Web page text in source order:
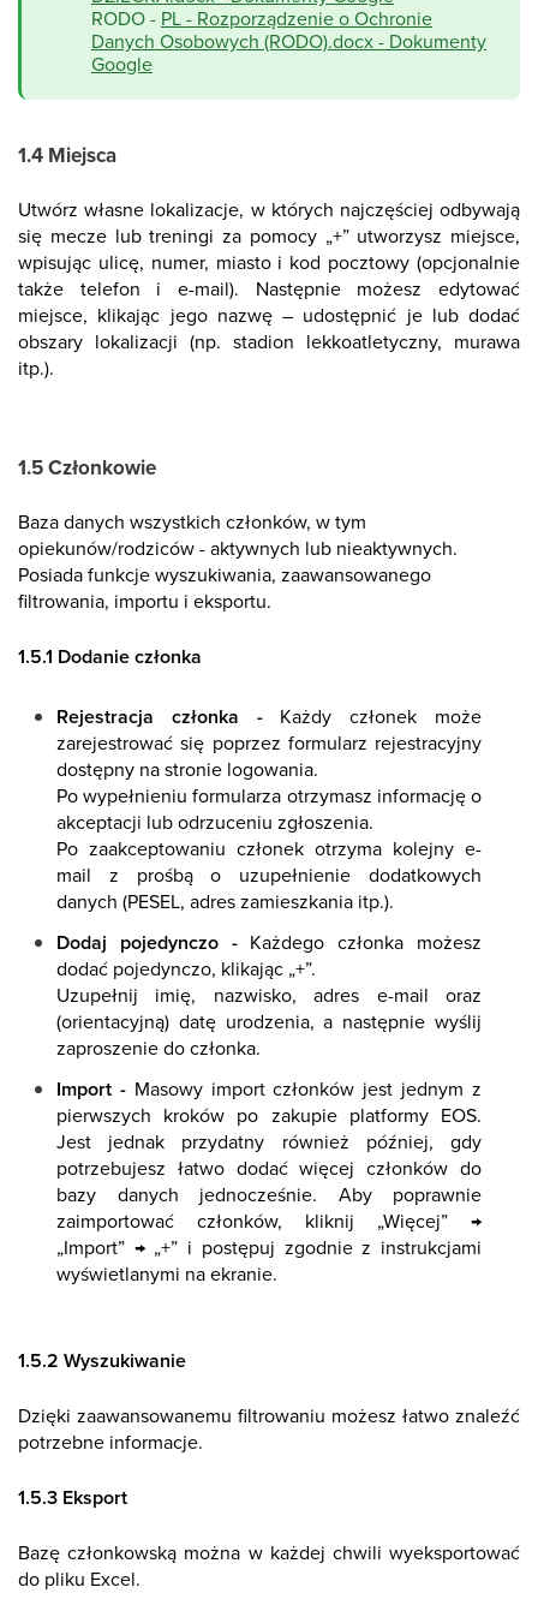
RODO - PL - Rozporządzenie o Ochronie
Danych Osobowych (RODO).docx - Dokumenty
Google
1.4 Miejsca
Utwórz własne lokalizacje, w których najczęściej odbywają
się mecze lub treningi za pomocy „+” utworzysz miejsce,
wpisując ulicę, numer, miasto i kod pocztowy (opcjonalnie
także telefon i e-mail). Następnie możesz edytować
miejsce, klikając jego nazwę – udostępnić je lub dodać
obszary lokalizacji (np. stadion lekkoatletyczny, murawa
itp.).
1.5 Członkowie
Baza danych wszystkich członków, w tym
opiekunów/rodziców - aktywnych lub nieaktywnych.
Posiada funkcje wyszukiwania, zaawansowanego
filtrowania, importu i eksportu.
1.5.1 Dodanie członka
Rejestracja członka - Każdy członek może
zarejestrować się poprzez formularz rejestracyjny
dostępny na stronie logowania.
Po wypełnieniu formularza otrzymasz informację o
akceptacji lub odrzuceniu zgłoszenia.
Po zaakceptowaniu członek otrzyma kolejny e-
mail z prośbą o uzupełnienie dodatkowych
danych (PESEL, adres zamieszkania itp.).
Dodaj pojedynczo - Każdego członka możesz
dodać pojedynczo, klikając „+”.
Uzupełnij imię, nazwisko, adres e-mail oraz
(orientacyjną) datę urodzenia, a następnie wyślij
zaproszenie do członka.
Import - Masowy import członków jest jednym z
pierwszych kroków po zakupie platformy EOS.
Jest jednak przydatny również później, gdy
potrzebujesz łatwo dodać więcej członków do
bazy danych jednocześnie. Aby poprawnie
zaimportować członków, kliknij „Więcej” →
„Import” → „+” i postępuj zgodnie z instrukcjami
wyświetlanymi na ekranie.
1.5.2 Wyszukiwanie
Dzięki zaawansowanemu filtrowaniu możesz łatwo znaleźć
potrzebne informacje.
1.5.3 Eksport
Bazę członkowską można w każdej chwili wyeksportować
do pliku Excel.